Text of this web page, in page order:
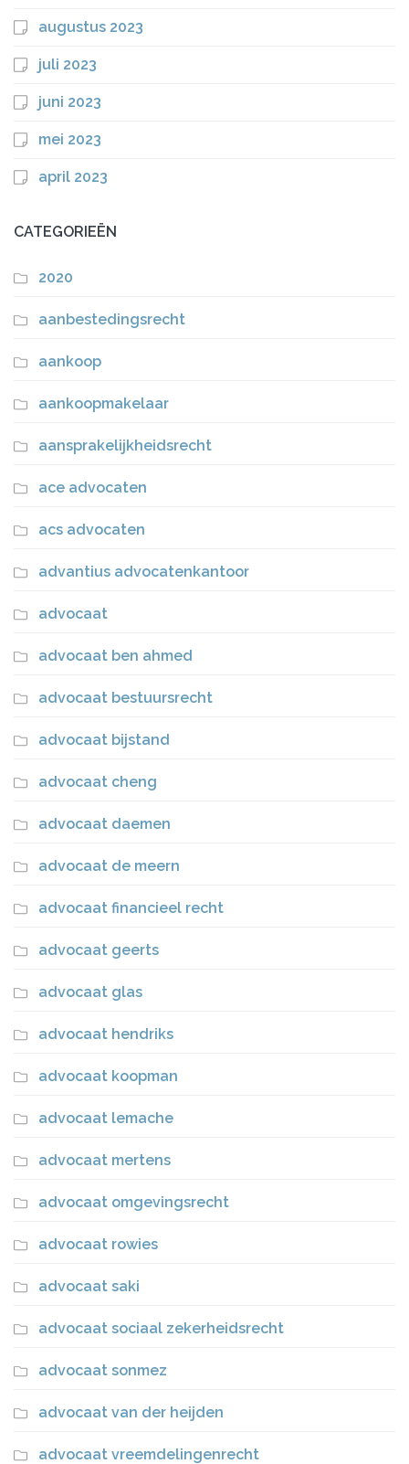
augustus 2023
juli 2023
juni 2023
mei 2023
april 2023
CATEGORIEËN
2020
aanbestedingsrecht
aankoop
aankoopmakelaar
aansprakelijkheidsrecht
ace advocaten
acs advocaten
advantius advocatenkantoor
advocaat
advocaat ben ahmed
advocaat bestuursrecht
advocaat bijstand
advocaat cheng
advocaat daemen
advocaat de meern
advocaat financieel recht
advocaat geerts
advocaat glas
advocaat hendriks
advocaat koopman
advocaat lemache
advocaat mertens
advocaat omgevingsrecht
advocaat rowies
advocaat saki
advocaat sociaal zekerheidsrecht
advocaat sonmez
advocaat van der heijden
advocaat vreemdelingenrecht